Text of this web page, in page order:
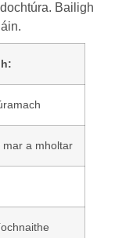
Bailigh
mar a mholtar